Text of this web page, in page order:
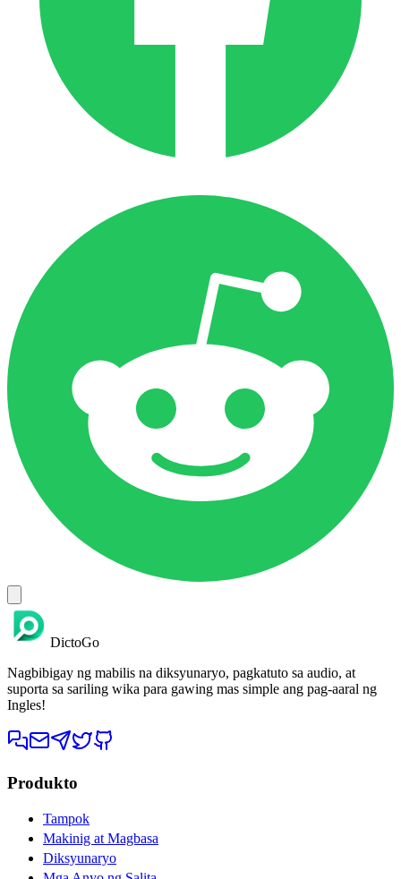
DictoGo
Nagbibigay ng mabilis na diksyunaryo, pagkatuto sa audio, at
suporta sa sariling wika para gawing mas simple ang pag-aaral ng
Ingles!
Produkto
Tampok
Makinig at Magbasa
Diksyunaryo